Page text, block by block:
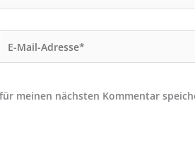
Mail-
meinen nächsten Kommentar